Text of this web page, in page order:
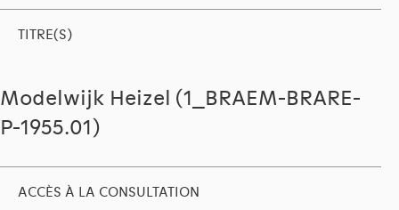
TITRE(S)
Modelwijk Heizel (1_BRAEM-BRARE-
P-1955.01)
ACCÈS À LA CONSULTATION